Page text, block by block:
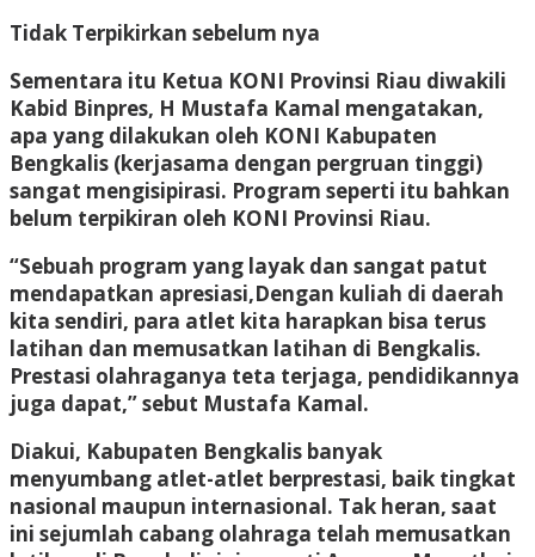
Tidak Terpikirkan sebelum nya
Sementara itu Ketua KONI Provinsi Riau diwakili
Kabid Binpres, H Mustafa Kamal mengatakan,
apa yang dilakukan oleh KONI Kabupaten
Bengkalis (kerjasama dengan pergruan tinggi)
sangat mengisipirasi. Program seperti itu bahkan
belum terpikiran oleh KONI Provinsi Riau.
“Sebuah program yang layak dan sangat patut
mendapatkan apresiasi,Dengan kuliah di daerah
kita sendiri, para atlet kita harapkan bisa terus
latihan dan memusatkan latihan di Bengkalis.
Prestasi olahraganya teta terjaga, pendidikannya
juga dapat,” sebut Mustafa Kamal.
Diakui, Kabupaten Bengkalis banyak
menyumbang atlet-atlet berprestasi, baik tingkat
nasional maupun internasional. Tak heran, saat
ini sejumlah cabang olahraga telah memusatkan